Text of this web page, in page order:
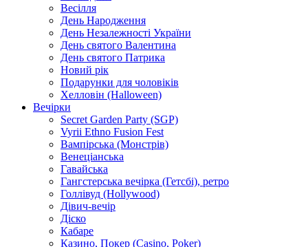
Весілля
День Народження
День Незалежності України
День святого Валентина
День святого Патрика
Новий рік
Подарунки для чоловіків
Хелловін (Halloween)
Вечірки
Secret Garden Party (SGP)
Vyrii Ethno Fusion Fest
Вампірська (Монстрів)
Венеціанська
Гавайська
Гангстерська вечірка (Гетсбі), ретро
Голлівуд (Hollywood)
Дівич-вечір
Діско
Кабаре
Казино, Покер (Casino, Poker)